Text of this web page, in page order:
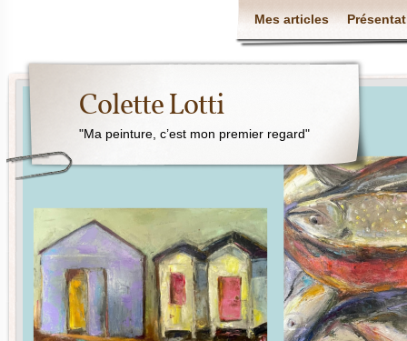
Mes articles
Colette Lotti
"Ma peinture, c’est mon premier regard"